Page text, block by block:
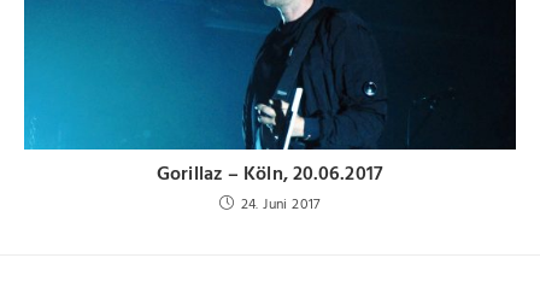
Gorillaz – Köln, 20.06.2017
24. Juni 2017